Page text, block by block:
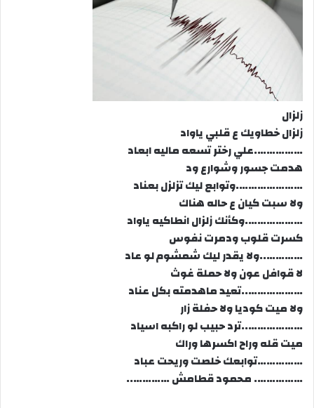
زلزال
زلزال خطاويك ع قلبي ياواد
…………….علي رختر تسعه ماليه ابعاد
هدمت جسور وشوارع ود
………………….وتوابع ليك تزلزل بعناد
ولا سبت كيان ع حاله هناك
……………….وكأنك زلزال انطاكيه ياواد
كسرت قلوب ودمرت نفوس
…………..ولا يقدر ليك شمشوم لو عاد
لا قوافل عون ولا حملة غوث
………………..تعيد ماهدمته بكل عناد
ولا ميت كوديا ولا حفلة زار
………………..ترد حبيب لو راكبه اسياد
ميت قله وراح اكسرها وراك
……………توابعك خلصت وريحت عباد
……………. محمود قطامش …………..